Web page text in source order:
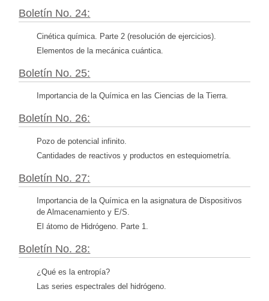
Boletín No. 24:
Cinética química. Parte 2 (resolución de ejercicios).
Elementos de la mecánica cuántica.
Boletín No. 25:
Importancia de la Química en las Ciencias de la Tierra.
Boletín No. 26:
Pozo de potencial infinito.
Cantidades de reactivos y productos en estequiometría.
Boletín No. 27:
Importancia de la Química en la asignatura de Dispositivos
de Almacenamiento y E/S.
El átomo de Hidrógeno. Parte 1.
Boletín No. 28:
¿Qué es la entropía?
Las series espectrales del hidrógeno.